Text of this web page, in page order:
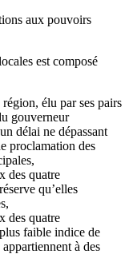
aux pouvoirs
est composé
élu par ses pairs
gouverneur
délai ne dépassant
proclamation des
des quatre
qu’elles
des quatre
faible indice de
à des